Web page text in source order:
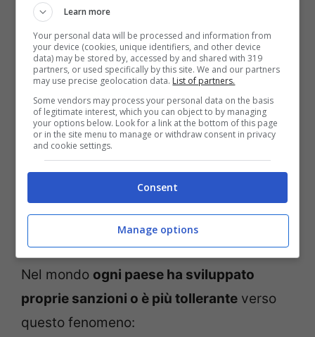
c’è chi sostiene che
consanguineità non comporta
necessariamente la trasmissione di
malattie ereditarie rare
diversi studi però hanno analizzato il
problema a lungo termine, e nelle
società con pochi individui l’incesto
può diventare unproblema
di unascarsa varietà del codice
.
Nel mondo ogni paese ha sviluppato
proprie sanzioni o è più tollerante verso
questo fenomeno:
Learn more
Your personal data will be processed and information from
your device (cookies, unique identifiers, and other device
data) may be stored by, accessed by and shared with 319
partners, or used specifically by this site. We and our partners
may use precise geolocation data. List of partners.
Some vendors may process your personal data on the basis
of legitimate interest, which you can object to by managing
your options below. Look for a link at the bottom of this page
or in the site menu to manage or withdraw consent in privacy
and cookie settings.
Consent
Manage options